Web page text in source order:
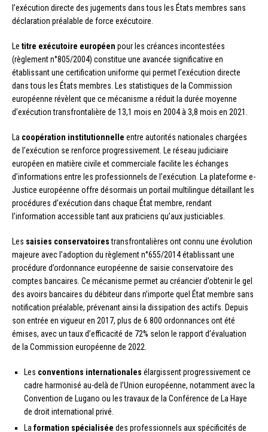
l’exécution directe des jugements dans tous les États membres sans
déclaration préalable de force exécutoire.
Le titre exécutoire européen pour les créances incontestées
(règlement n°805/2004) constitue une avancée significative en
établissant une certification uniforme qui permet l’exécution directe
dans tous les États membres. Les statistiques de la Commission
européenne révèlent que ce mécanisme a réduit la durée moyenne
d’exécution transfrontalière de 13,1 mois en 2004 à 3,8 mois en 2021.
La coopération institutionnelle entre autorités nationales chargées
de l’exécution se renforce progressivement. Le réseau judiciaire
européen en matière civile et commerciale facilite les échanges
d’informations entre les professionnels de l’exécution. La plateforme e-
Justice européenne offre désormais un portail multilingue détaillant les
procédures d’exécution dans chaque État membre, rendant
l’information accessible tant aux praticiens qu’aux justiciables.
Les saisies conservatoirestransfrontalières ont connu une évolution
majeure avec l’adoption du règlement n°655/2014 établissant une
procédure d’ordonnance européenne de saisie conservatoire des
comptes bancaires. Ce mécanisme permet au créancier d’obtenir le gel
des avoirs bancaires du débiteur dans n’importe quel État membre sans
notification préalable, prévenant ainsi la dissipation des actifs. Depuis
son entrée en vigueur en 2017, plus de 6 800 ordonnances ont été
émises, avec un taux d’efficacité de 72% selon le rapport d’évaluation
de la Commission européenne de 2022.
Les conventions internationales élargissent progressivement ce
cadre harmonisé au-delà de l’Union européenne, notamment avec la
Convention de Lugano ou les travaux de la Conférence de La Haye
de droit international privé.
La formation spécialisée des professionnels aux spécificités de